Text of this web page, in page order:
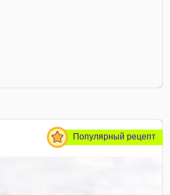
Популярный рецепт